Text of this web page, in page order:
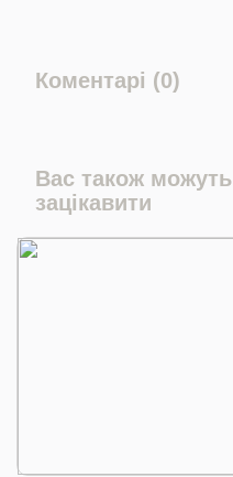
Коментарі (0)
Вас також можуть
зацікавити